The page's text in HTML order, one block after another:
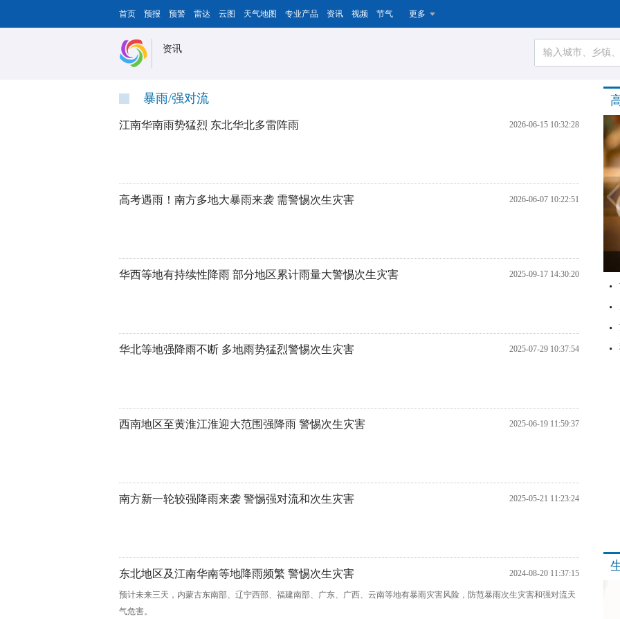
首页 预报 预警 雷达 云图 天气地图 专业产品 资讯 视频 节气 更多
资讯
暴雨/强对流
2026-06-15 10:32:28
江南华南雨势猛烈 东北华北多雷阵雨
2026-06-07 10:22:51
高考遇雨！南方多地大暴雨来袭 需警惕次生灾害
2025-09-17 14:30:20
华西等地有持续性降雨 部分地区累计雨量大警惕次生灾害
2025-07-29 10:37:54
华北等地强降雨不断 多地雨势猛烈警惕次生灾害
2025-06-19 11:59:37
西南地区至黄淮江淮迎大范围强降雨 警惕次生灾害
2025-05-21 11:23:24
南方新一轮较强降雨来袭 警惕强对流和次生灾害
2024-08-20 11:37:15
东北地区及江南华南等地降雨频繁 警惕次生灾害
预计未来三天，内蒙古东南部、辽宁西部、福建南部、广东、广西、云南等地有暴雨灾害风险，防范暴雨次生灾害和强对流天
气危害。